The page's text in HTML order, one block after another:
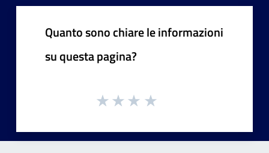
Quanto sono chiare le informazioni
su questa pagina?